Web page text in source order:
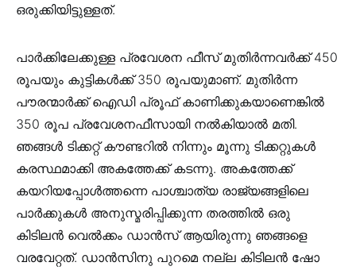
ഒരുക്കിയിട്ടുള്ളത്.
പാർക്കിലേക്കുള്ള പ്രവേശന ഫീസ് മുതിർന്നവർക്ക് 450
രൂപയും കുട്ടികൾക്ക് 350 രൂപയുമാണ്. മുതിർന്ന
പൗരന്മാർക്ക് ഐഡി പ്രൂഫ് കാണിക്കുകയാണെങ്കിൽ
350 രൂപ പ്രവേശനഫീസായി നൽകിയാൽ മതി.
ഞങ്ങൾ ടിക്കറ്റ് കൗണ്ടറിൽ നിന്നും മൂന്നു ടിക്കറ്റുകൾ
കരസ്ഥമാക്കി അകത്തേക്ക് കടന്നു. അകത്തേക്ക്
കയറിയപ്പോൾത്തന്നെ പാശ്ചാത്യ രാജ്യങ്ങളിലെ
പാർക്കുകൾ അനുസ്മരിപ്പിക്കുന്ന തരത്തിൽ ഒരു
കിടിലൻ വെൽക്കം ഡാൻസ് ആയിരുന്നു ഞങ്ങളെ
വരവേറ്റത്. ഡാൻസിനു പുറമെ നല്ല കിടിലൻ ഷോ